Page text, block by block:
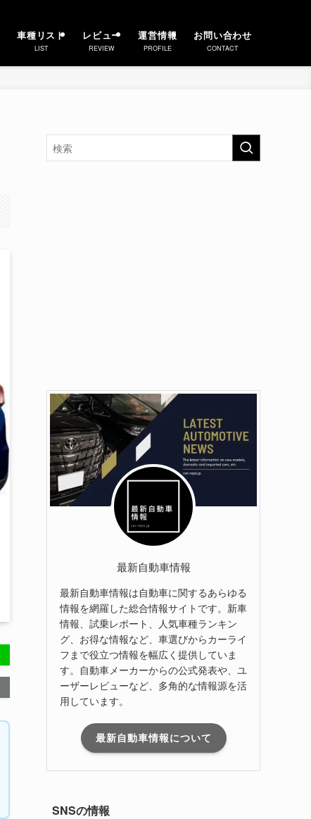
車種リスト
LIST
レビュー
REVIEW
運営情報
PROFILE
お問い合わせ
CONTACT
最新自動車情報
最新自動車情報は自動車に関するあらゆる
情報を網羅した総合情報サイトです。新車
情報、試乗レポート、人気車種ランキン
グ、お得な情報など、車選びからカーライ
フまで役立つ情報を幅広く提供していま
す。自動車メーカーからの公式発表や、ユ
ーザーレビューなど、多角的な情報源を活
用しています。
最新自動車情報について
SNSの情報